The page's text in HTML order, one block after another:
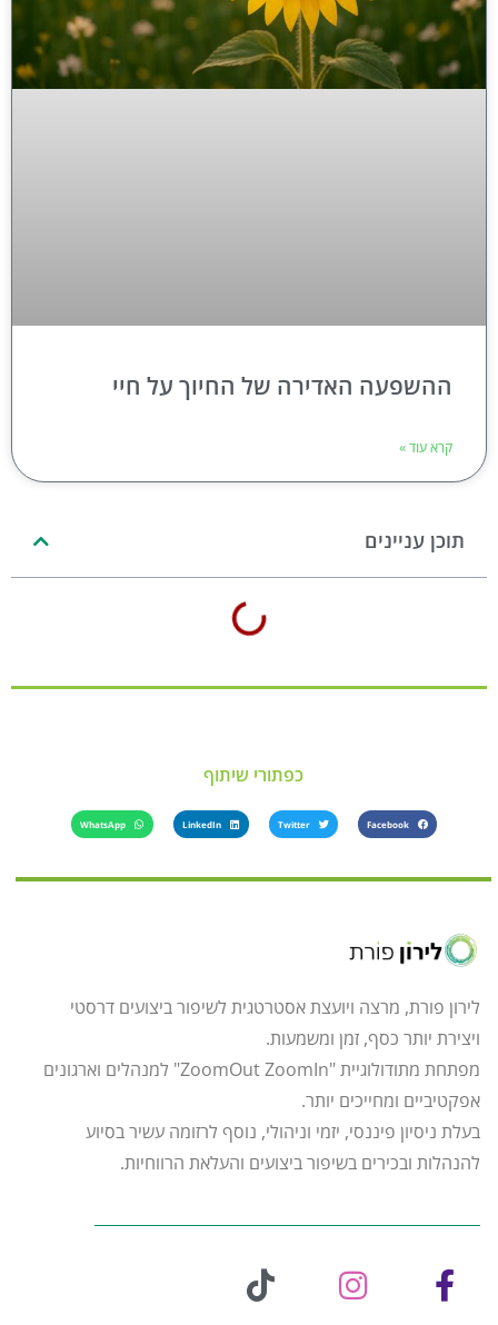
ההשפעה האדירה של החיוך על חיי
קרא עוד »
תוכן עניינים
כפתורי שיתוף
Facebook
Twitter
LinkedIn
WhatsApp
לירון פורת, מרצה ויועצת אסטרטגית לשיפור ביצועים דרסטי
ויצירת יותר כסף, זמן ומשמעות.
מפתחת מתודולוגיית "ZoomOut ZoomIn" למנהלים וארגונים
אפקטיביים ומחייכים יותר.
בעלת ניסיון פיננסי, יזמי וניהולי, נוסף לרזומה עשיר בסיוע
להנהלות ובכירים בשיפור ביצועים והעלאת הרווחיות.